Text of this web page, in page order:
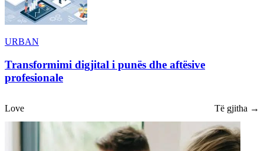
URBAN
Transformimi digjital i punës dhe aftësive
profesionale
Love Të gjitha →